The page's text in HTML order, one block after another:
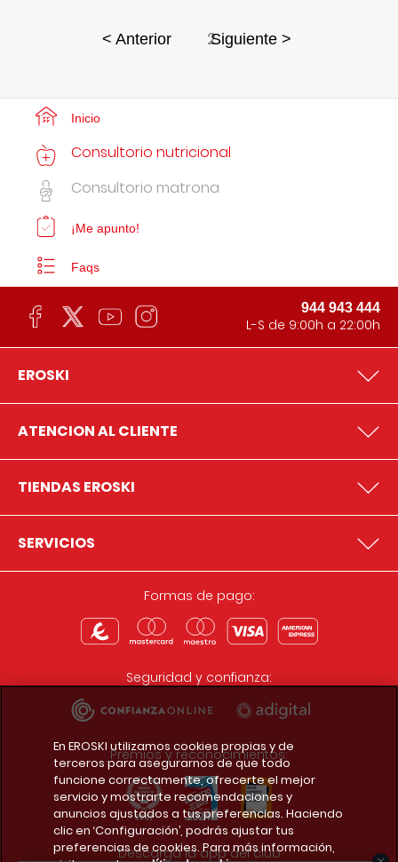
< Anterior 2Siguiente >
Inicio
Consultorio nutricional
Consultorio matrona
¡Me apunto!
Faqs
944 943 444
L-S de 9:00h a 22:00h
EROSKI
ATENCION AL CLIENTE
TIENDAS EROSKI
SERVICIOS
Formas de pago:
Seguridad y confianza:
Premios y reconocimientos:
Descarga la app del club
En EROSKI utilizamos cookies propias y de
terceros para asegurarnos de que todo
funcione correctamente, ofrecerte el mejor
servicio y mostrarte recomendaciones y
anuncios ajustados a tus preferencias. Haciendo
clic en ‘Configuración’, podrás ajustar tus
preferencias de cookies. Para más información,